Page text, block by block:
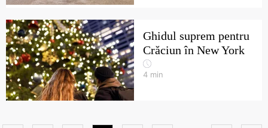
Ghidul suprem pentru
Crăciun în New York
4 min